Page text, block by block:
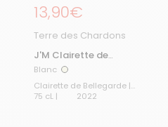
Prix régulier
13,90€
Terre des Chardons
J'M Clairette de
Bellegarde 2022
Blanc Blanc
Clairette de Bellegarde |
75 cL |
2022